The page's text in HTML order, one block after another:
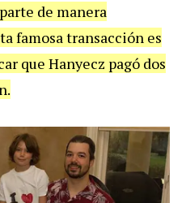
de manera
famosa transacción es
que Hanyecz pagó dos